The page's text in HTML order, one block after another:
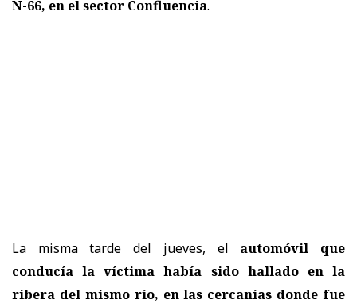
N-66, en elsector Confluencia.
La misma tarde del jueves, el automóvil que
conducía la víctima había sido hallado en la
ribera del mismo río, en las cercanías donde fue